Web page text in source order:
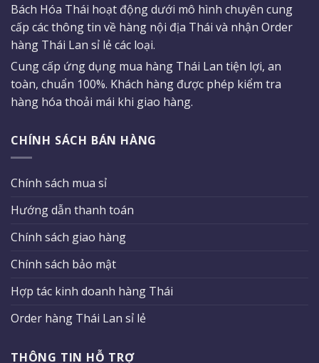
Bách Hóa Thái hoạt động dưới mô hình chuyên cung
cấp các thông tin về hàng nội địa Thái và nhận Order
hàng Thái Lan sỉ lẻ các loại.
Cung cấp ứng dụng mua hàng Thái Lan tiện lợi, an
toàn, chuẩn 100%. Khách hàng được phép kiểm tra
hàng hóa thoải mái khi giao hàng.
CHÍNH SÁCH BÁN HÀNG
Chính sách mua sỉ
Hướng dẫn thanh toán
Chính sách giao hàng
Chính sách bảo mật
Hợp tác kinh doanh hàng Thái
Order hàng Thái Lan sỉ lẻ
THÔNG TIN HỖ TRỢ